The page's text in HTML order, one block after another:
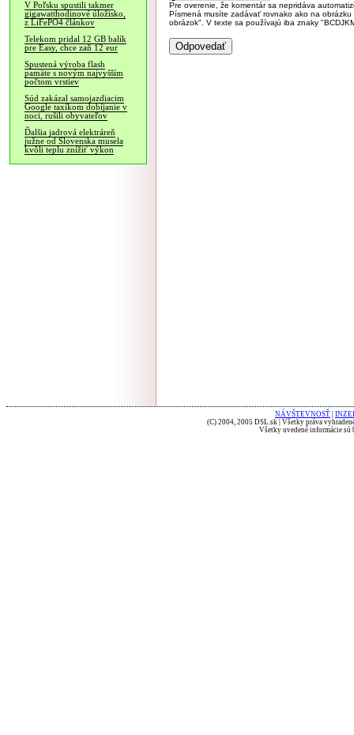
V Poľsku spustili takmer
gigawatthodinové úložisko,
z LiFePO4 článkov
Telekom pridal 12 GB balík
pre Easy, chce zaň 12 eur
Spustená výroba flash
pamäte s novým najvyšším
počtom vrstiev
Súd zakázal samojazdiacim
Google taxíkom dobíjanie v
noci, rušili obyvateľov
Ďalšia jadrová elektráreň
južne od Slovenska musela
kvôli teplu znížiť výkon
Pre overenie, že komentár sa nepridáva
Písmená musíte zadávať rovnako ako na
obrázok". V texte sa používajú iba znaky
NÁVŠTEVNOSŤ
(C) 2004, 2005 DSL.sk | Všetky práva
Všetky uvedené informácie sú